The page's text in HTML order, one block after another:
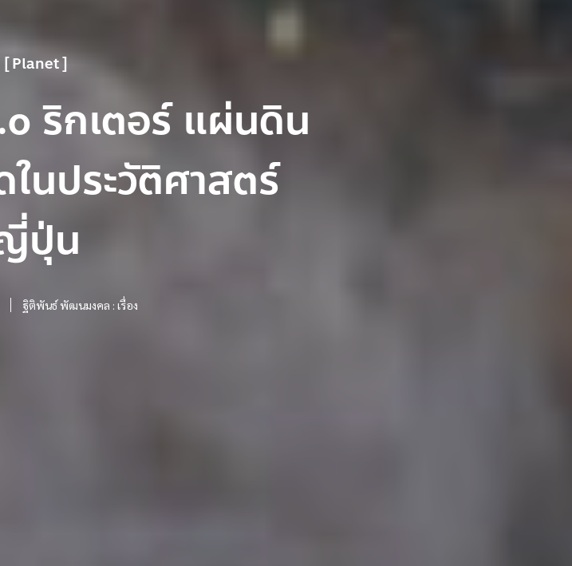
Planet
ริกเตอร์ แผ่นดิน
นประวัติศาสตร์
ปุ่น
ฐิติพันธ์ พัฒนมงคล : เรื่อง